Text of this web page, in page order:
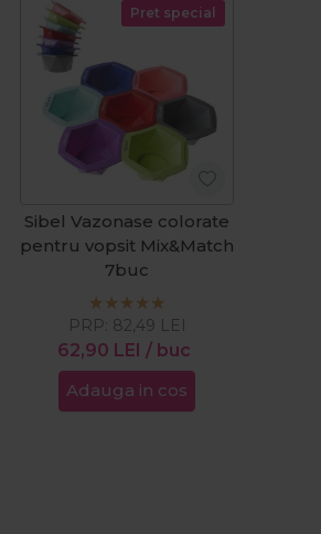
Pret special
Sibel Vazonase colorate
pentru vopsit Mix&Match
7buc
62,90 LEI / buc
PRP: 82,49 LEI
Adauga in cos